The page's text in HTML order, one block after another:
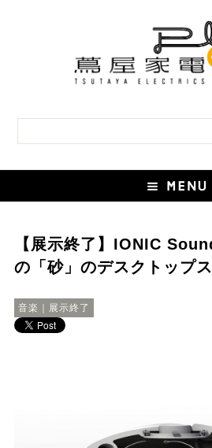
【展示終了】IONIC
の「砂」のデスクトップ
音楽｜展示終了